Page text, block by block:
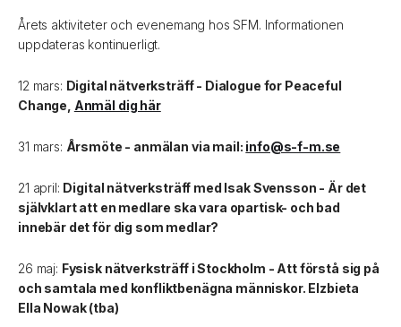
Årets aktiviteter och evenemang hos SFM. Informationen
uppdateras kontinuerligt.
12 mars: Digital nätverksträff - Dialogue for Peaceful
Change, Anmäl dig här
31 mars: Årsmöte - anmälan via mail: info@s-f-m.se
21 april: Digital nätverksträff med Isak Svensson - Är det
självklart att en medlare ska vara opartisk- och bad
innebär det för dig som medlar?
26 maj: Fysisk nätverksträff i Stockholm - Att förstå sig på
och samtala med konfliktbenägna människor. Elzbieta
Ella Nowak (tba)